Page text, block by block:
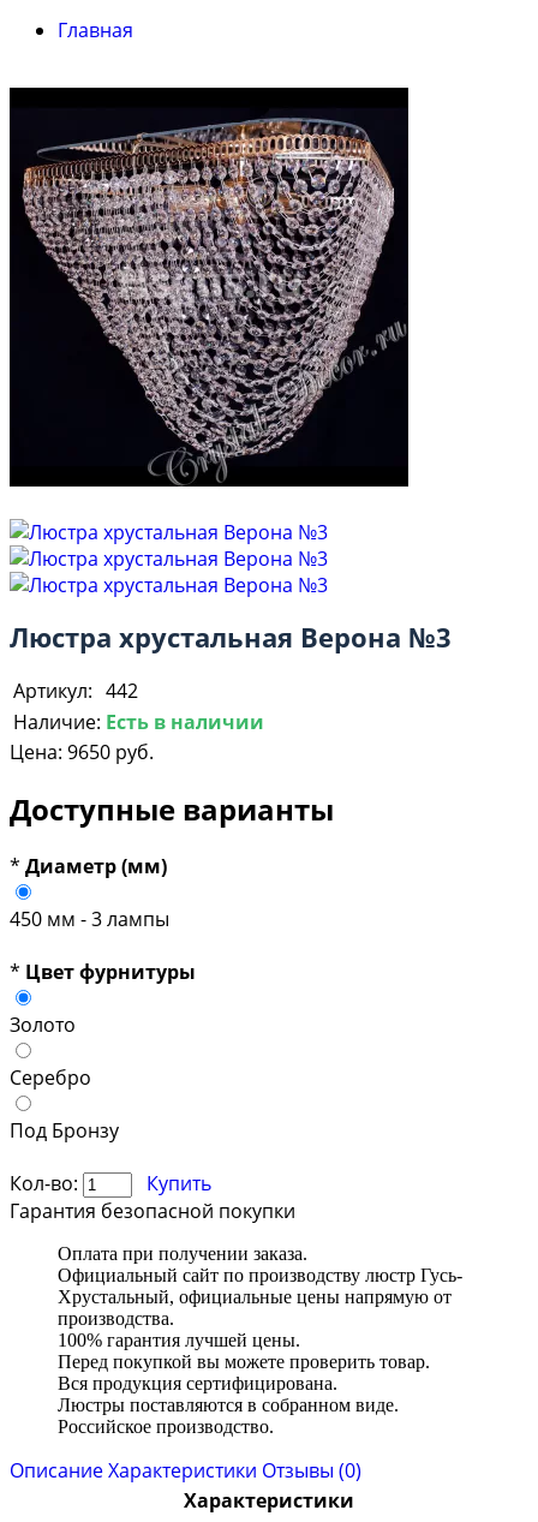
Главная
Люстра хрустальная Верона №3
Артикул: 442
Наличие: Есть в наличии
Цена: 9650 руб.
Доступные варианты
* Диаметр (мм)
450 мм - 3 лампы
* Цвет фурнитуры
Золото
Серебро
Под Бронзу
Кол-во:
Купить
Гарантия безопасной покупки
Оплата при получении заказа.
Официальный сайт по производству люстр Гусь-
Хрустальный, официальные цены напрямую от
производства.
100% гарантия лучшей цены.
Перед покупкой вы можете проверить товар.
Вся продукция сертифицирована.
Люстры поставляются в собранном виде.
Российское производство.
ОписаниеХарактеристики Отзывы (0)
Характеристики